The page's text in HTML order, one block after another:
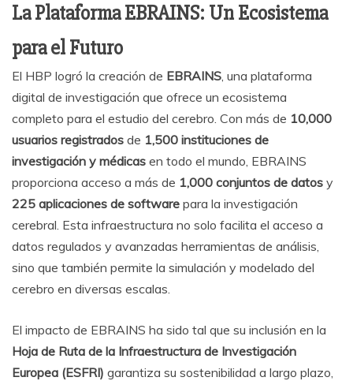
La Plataforma EBRAINS: Un Ecosistema
para el Futuro
El HBP logró la creación de EBRAINS, una plataforma
digital de investigación que ofrece un ecosistema
completo para el estudio del cerebro. Con más de 10,000
usuarios registrados de 1,500 instituciones de
investigación y médicas en todo el mundo, EBRAINS
proporciona acceso a más de 1,000 conjuntos de datos y
225 aplicaciones de software para la investigación
cerebral. Esta infraestructura no solo facilita el acceso a
datos regulados y avanzadas herramientas de análisis,
sino que también permite la simulación y modelado del
cerebro en diversas escalas.
El impacto de EBRAINS ha sido tal que su inclusión en la
Hoja de Ruta de la Infraestructura de Investigación
Europea (ESFRI) garantiza su sostenibilidad a largo plazo,